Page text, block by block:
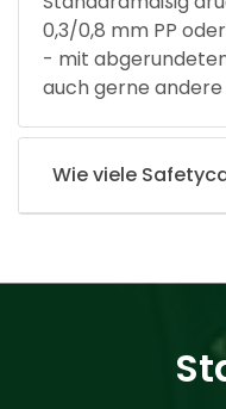
0,3/0,8 mm PP
- mit
auch gerne
Wie viele